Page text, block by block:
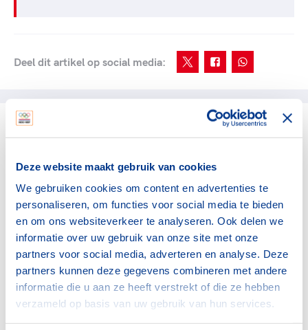
Deze website maakt gebruik van cookies
We gebruiken cookies om content en advertenties te
personaliseren, om functies voor social media te bieden
en om ons websiteverkeer te analyseren. Ook delen we
informatie over uw gebruik van onze site met onze
partners voor social media, adverteren en analyse. Deze
partners kunnen deze gegevens combineren met andere
informatie die u aan ze heeft verstrekt of die ze hebben
verzameld op basis van uw gebruik van hun services.
Deel dit artikel op social media:
gerelateerde artikelen
Verlos het midden- en
kleinbedrijf van de rekening
voor sportblessures
15 juli 2026
NOC*NSF
voor een sterke provincie